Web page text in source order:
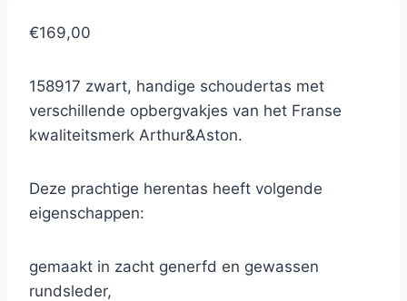
€169,00
158917 zwart, handige schoudertas met
verschillende opbergvakjes van het Franse
kwaliteitsmerk Arthur&Aston.
Deze prachtige herentas heeft volgende
eigenschappen:
gemaakt in zacht generfd en gewassen
rundsleder,